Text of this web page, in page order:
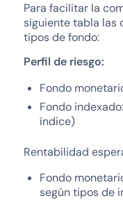
Para facilitar la
siguiente tabla las
tipos de fondo:
Perfil de riesgo:
Fondo
Fondo
índice)
Rentabilidad
Fondo
según tipos de